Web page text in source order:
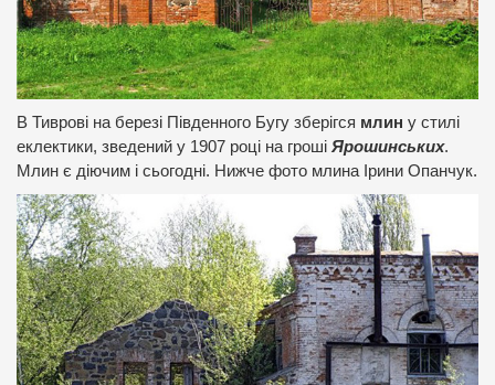
В Тиврові на березі Південного Бугу зберігся млин у стилі
еклектики, зведений у 1907 році на гроші Ярошинських.
Млин є діючим і сьогодні. Нижче фото млина Ірини Опанчук.